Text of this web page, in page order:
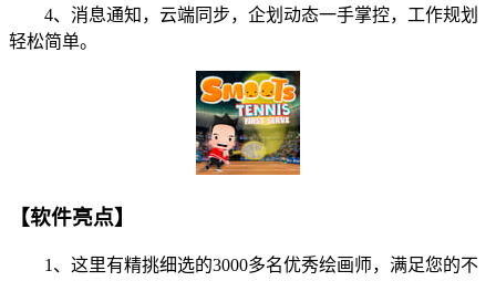
4、消息通知，云端同步，企划动态一手掌控，工作规划
轻松简单。
【软件亮点】
1、这里有精挑细选的3000多名优秀绘画师，满足您的不